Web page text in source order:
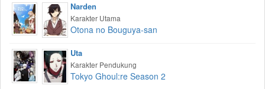
Narden
Karakter Utama
Otona no Bouguya-san
Uta
Karakter Pendukung
Tokyo Ghoul:re Season 2